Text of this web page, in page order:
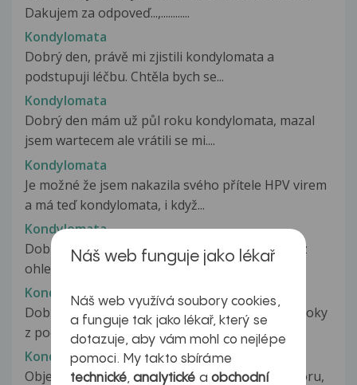
Dakujem za odpoveď...,............
Kondylomata
Dobrý den, právě mi zjistili kondylomata a
podstupuji léčbu. Chtěla bych se...
Kondylomata
Dobrý den mám už půl roku kondylomata, mazal
jsem wartecem ale vrátili se mi....
Kondylomata
Je možné že jsem nakazila svého přítele HPV virem
a má teď kondylomata, i když...
Kondylomata
Dobrý den, před pár dny jsem sem dávala dotaz
ohledně pupínků v oblasti genitálií....
Kondylomata
Dobrý den, už delší dobu mě trápí svědění a výtoky
z pochvy. Před měsícem jsem...
Kondylomata
Objevily se mi kondylomata vedle análního otvoru,
Náš web funguje jako lékař
Náš web využívá soubory cookies,
a funguje tak jako lékař, který se
dotazuje, aby vám mohl co nejlépe
pomoci. My takto sbíráme
technické,analytické a obchodní